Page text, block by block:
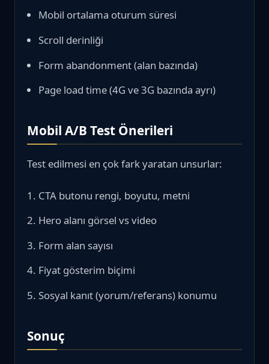
Mobil ortalama oturum süresi
Scroll derinliği
Form abandonment (alan bazında)
Page load time (4G ve 3G bazında ayrı)
Mobil A/B Test Önerileri
Test edilmesi en çok fark yaratan unsurlar:
CTA butonu rengi, boyutu, metni
Hero alanı görsel vs video
Form alan sayısı
Fiyat gösterim biçimi
Sosyal kanıt (yorum/referans) konumu
Sonuç